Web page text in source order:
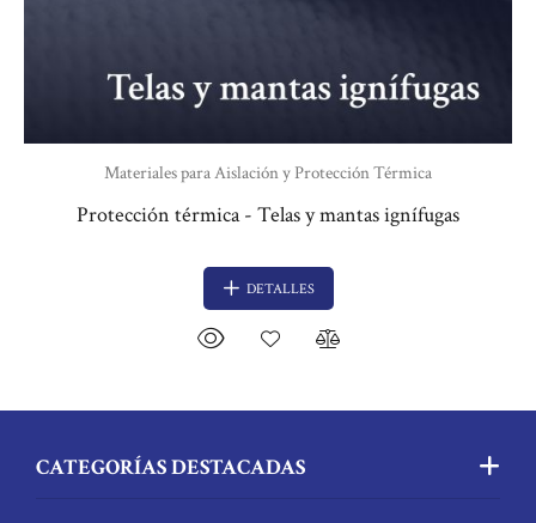
Materiales para Aislación y Protección Térmica
Protección térmica - Telas y mantas ignífugas
DETALLES
CATEGORÍAS DESTACADAS